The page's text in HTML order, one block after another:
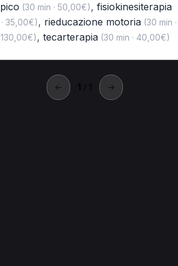
(30 min · 50,00€), fisiokinesiterapia
35,00€), rieducazione motoria(30 min ·
130,00€), tecarterapia(30 min · 40,00€)
← 1 / 1 →